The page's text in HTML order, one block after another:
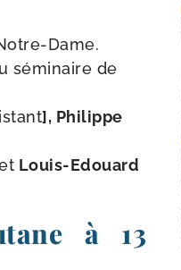
​Dame.
sémi­naire de
], Philippe
Louis-​Edouard
à 13